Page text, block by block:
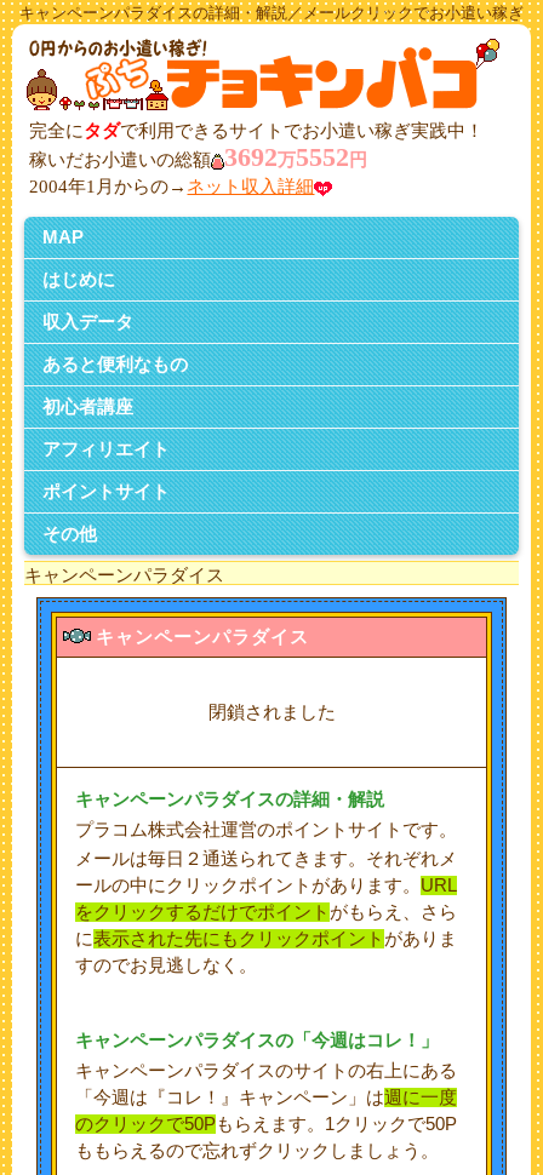
キャンペーンパラダイスの詳細・解説／メールクリックでお小遣い稼ぎ
完全にタダで利用できるサイトでお小遣い稼ぎ実践中！
稼いだお小遣いの総額
3692万5552 円
2004年1月からの→ ネット収入詳細
MAP
はじめに
収入データ
あると便利なもの
初心者講座
アフィリエイト
ポイントサイト
その他
キャンペーンパラダイス
キャンペーンパラダイス
閉鎖されました
キャンペーンパラダイスの詳細・解説
プラコム株式会社運営のポイントサイトです。
メールは毎日２通送られてきます。それぞれメ
ールの中にクリックポイントがあります。 URL
をクリックするだけでポイント がもらえ、さら
に表示された先にもクリックポイント がありま
すのでお見逃しなく。
キャンペーンパラダイスの「今週はコレ！」
キャンペーンパラダイスのサイトの右上にある
「今週は『コレ！』キャンペーン」は週に一度
のクリックで50Pもらえます。1クリックで50P
ももらえるので忘れずクリックしましょう。